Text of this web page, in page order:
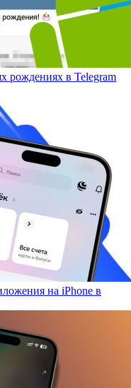
рождениях в Telegram
на iPhone в